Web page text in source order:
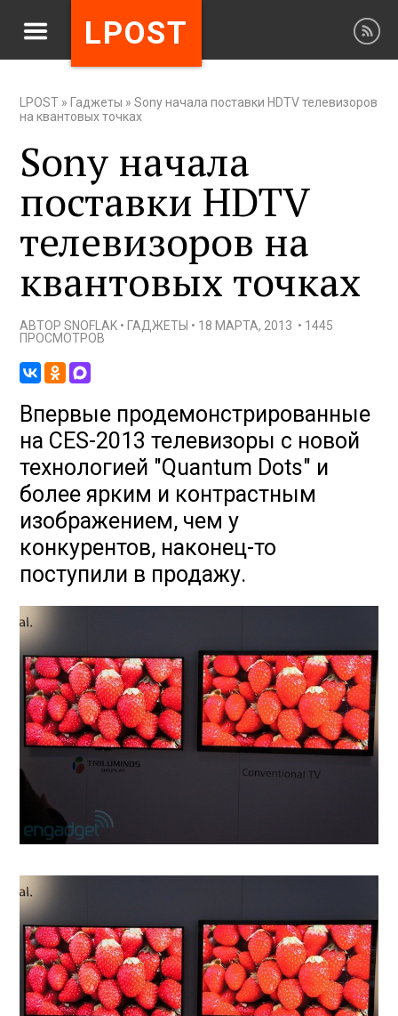
LPOST
LPOST » Гаджеты »Sony начала поставки HDTV телевизоров
на квантовых точках
Sony начала
поставки HDTV
телевизоров на
квантовых точках
АВТОРSNOFLAK • ГАДЖЕТЫ • 18 МАРТА, 2013 • 1445
ПРОСМОТРОВ
Впервые продемонстрированные
на CES-2013 телевизоры с новой
технологией "Quantum Dots" и
более ярким и контрастным
изображением, чем у
конкурентов, наконец-то
поступили в продажу.